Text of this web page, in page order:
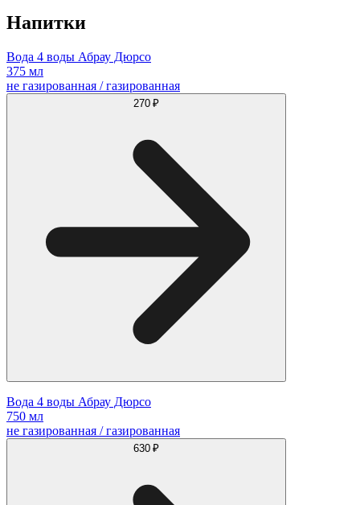
Напитки
Вода 4 воды Абрау Дюрсо
375 мл
не газированная / газированная
270 ₽
Вода 4 воды Абрау Дюрсо
750 мл
не газированная / газированная
630 ₽